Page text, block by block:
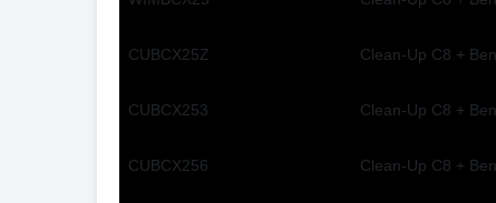
Clean-Up C8 +
CUBCX25Z
Clean-Up C8 +
CUBCX253
Clean-Up C8 +
CUBCX256